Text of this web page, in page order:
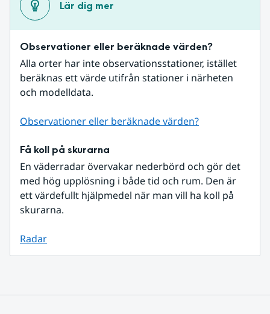
Lär dig mer
Observationer eller beräknade värden?
Alla orter har inte observationsstationer, istället
beräknas ett värde utifrån stationer i närheten
och modelldata.
Observationer eller beräknade värden?
Få koll på skurarna
En väderradar övervakar nederbörd och gör det
med hög upplösning i både tid och rum. Den är
ett värdefullt hjälpmedel när man vill ha koll på
skurarna.
Radar